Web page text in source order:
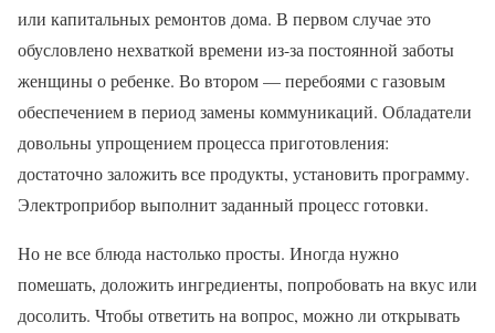
или капитальных ремонтов дома. В первом случае это
обусловлено нехваткой времени из-за постоянной заботы
женщины о ребенке. Во втором — перебоями с газовым
обеспечением в период замены коммуникаций. Обладатели
довольны упрощением процесса приготовления:
достаточно заложить все продукты, установить программу.
Электроприбор выполнит заданный процесс готовки.
Но не все блюда настолько просты. Иногда нужно
помешать, доложить ингредиенты, попробовать на вкус или
досолить. Чтобы ответить на вопрос, можно ли открывать